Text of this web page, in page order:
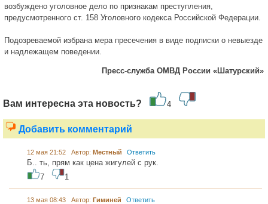
возбуждено уголовное дело по признакам преступления,
предусмотренного ст. 158 Уголовного кодекса Российской Федерации.
Подозреваемой избрана мера пресечения в виде подписки о невыезде
и надлежащем поведении.
Пресс-служба ОМВД России «Шатурский»
Вам интересна эта новость? 4
Добавить комментарий
12 мая 21:52 Автор: Местный Ответить
Б.. ть, прям как цена жигулей с рук.
7
1
13 мая 08:43 Автор: Гиминей Ответить